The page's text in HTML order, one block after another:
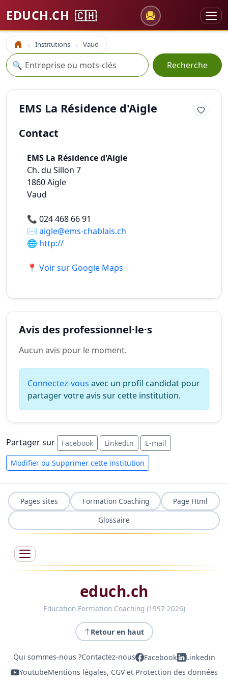
EDUCH.CH 🇨🇭
Accueil Institutions Vaud
Recherche
🔍 Recherche
EMS La Résidence d'Aigle
Contact
EMS La Résidence d'Aigle
Ch. du Sillon 7
1860Aigle
Vaud
📞 024 468 66 91
✉️ aigle@ems-chablais.ch
🌐 http://
📍 Voir sur Google Maps
Avis des professionnel·le·s
Aucun avis pour le moment.
Connectez-vous avec un profil candidat pour
partager votre avis sur cette institution.
Partager sur Facebook LinkedIn E-mail
Modifier ou Supprimer cette institution
Pages sites Formation Coaching
Page Html
Glossaire
educh.ch
Education Formation Coaching (1997-2026)
Retour en haut
Qui sommes-nous ?Contactez-nous Facebook
Linkedin
YoutubeMentions légales, CGV et Protection des données